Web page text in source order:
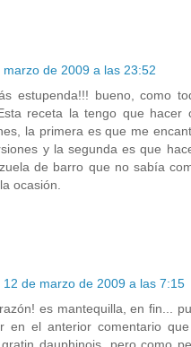
marzo de 2009 a las 23:52
estupenda!!! bueno, como
receta la tengo que hacer
la primera es que me
y la segunda es que
de barro que no sabía
ocasión.
12 de marzo de 2009 a las 7:15
es mantequilla, en fin...
en el anterior comentario